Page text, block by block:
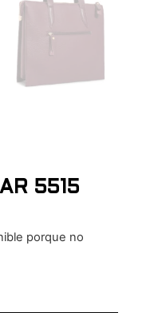
5515
porque no